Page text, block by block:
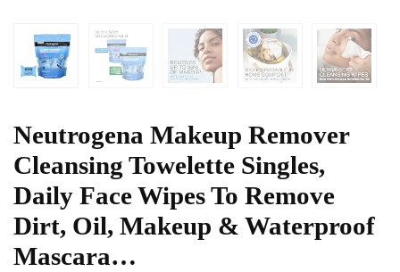
Neutrogena Makeup Remover
Cleansing Towelette Singles,
Daily Face Wipes To Remove
Dirt, Oil, Makeup & Waterproof
Mascara…